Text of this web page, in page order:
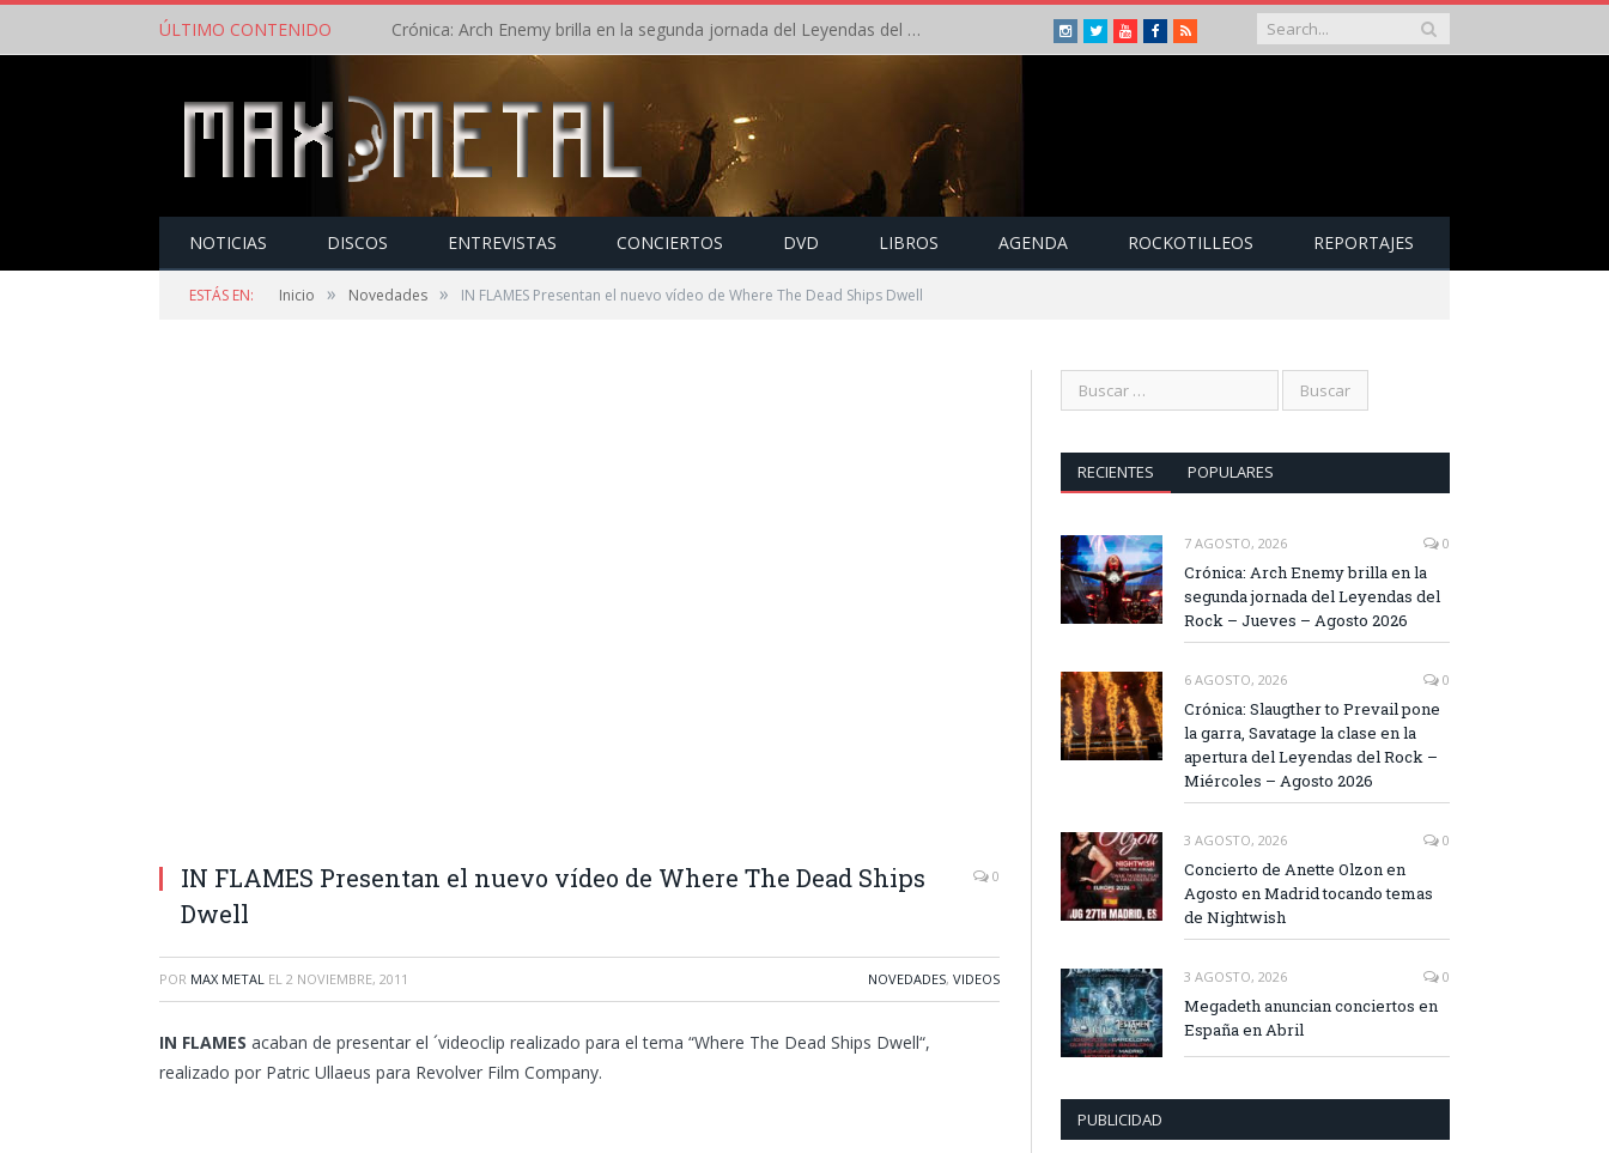
ÚLTIMO CONTENIDO Crónica: Arch Enemy brilla en la segunda jornada del Leyendas del Rock – Jueves – Agosto 2026 Instagram
TwitterYoutubeFacebook
RSS
NOTICIAS DISCOS ENTREVISTAS CONCIERTOS DVD LIBROS AGENDA ROCKOTILLEOS REPORTAJES
ESTÁS EN: Inicio » Novedades » IN FLAMES Presentan el nuevo vídeo de Where The Dead Ships Dwell
IN FLAMES Presentan el nuevo vídeo de Where The Dead Ships
Dwell
0
POR MAX METAL EL 2 NOVIEMBRE, 2011 NOVEDADES, VIDEOS
IN FLAMES acaban de presentar el ´videoclip realizado para el tema “Where The Dead Ships Dwell“,
realizado por Patric Ullaeus para Revolver Film Company.
RECIENTES POPULARES
7 AGOSTO, 2026 0
Crónica: Arch Enemy brilla en la
segunda jornada del Leyendas del
Rock – Jueves – Agosto 2026
6 AGOSTO, 2026 0
Crónica: Slaugther to Prevail pone
la garra, Savatage la clase en la
apertura del Leyendas del Rock –
Miércoles – Agosto 2026
3 AGOSTO, 2026 0
Concierto de Anette Olzon en
Agosto en Madrid tocando temas
de Nightwish
3 AGOSTO, 2026 0
Megadeth anuncian conciertos en
España en Abril
PUBLICIDAD